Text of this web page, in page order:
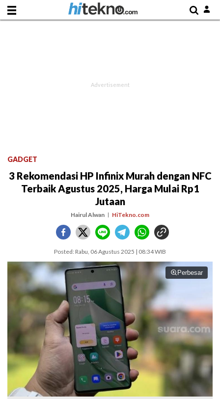
GADGET
3 Rekomendasi HP Infinix Murah dengan NFC
Terbaik Agustus 2025, Harga Mulai Rp1
Jutaan
Hairul Alwan HiTekno.com
Posted: Rabu, 06 Agustus 2025 | 08:34 WIB
Perbesar